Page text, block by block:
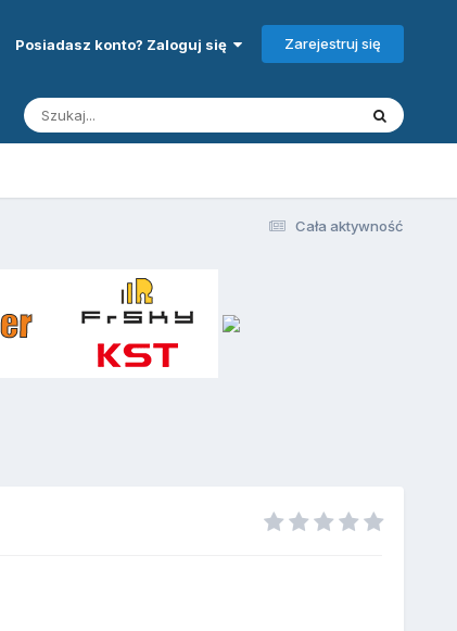
Posiadasz konto? Zaloguj się Zarejestruj się
Cała aktywność